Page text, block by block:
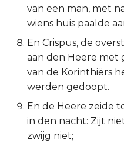
Esther
Psalmen
van een man, met
wiens huis paalde
En Crispus, de
aan den Heere met
van de Korinthiërs
werden gedoopt.
En de Heere zeide
in den nacht: Zijt
zwijg niet;